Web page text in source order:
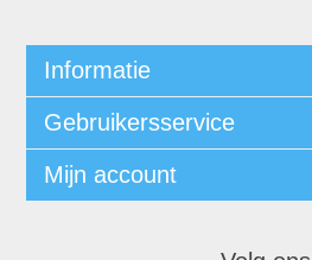
Informatie
Gebruikersservice
Mijn account